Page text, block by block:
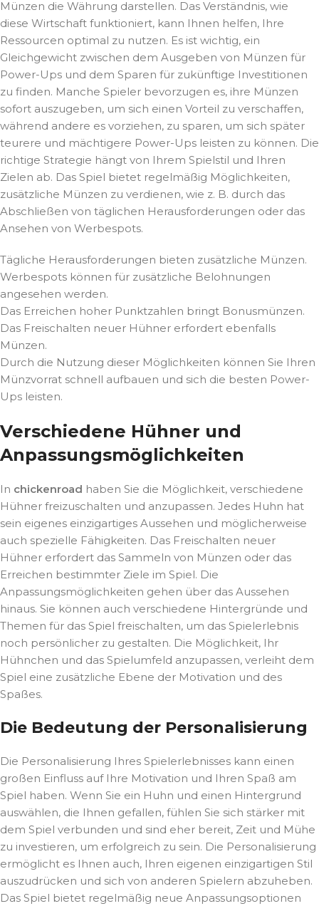
Münzen die Währung darstellen. Das Verständnis, wie
diese Wirtschaft funktioniert, kann Ihnen helfen, Ihre
Ressourcen optimal zu nutzen. Es ist wichtig, ein
Gleichgewicht zwischen dem Ausgeben von Münzen für
Power-Ups und dem Sparen für zukünftige Investitionen
zu finden. Manche Spieler bevorzugen es, ihre Münzen
sofort auszugeben, um sich einen Vorteil zu verschaffen,
während andere es vorziehen, zu sparen, um sich später
teurere und mächtigere Power-Ups leisten zu können. Die
richtige Strategie hängt von Ihrem Spielstil und Ihren
Zielen ab. Das Spiel bietet regelmäßig Möglichkeiten,
zusätzliche Münzen zu verdienen, wie z. B. durch das
Abschließen von täglichen Herausforderungen oder das
Ansehen von Werbespots.
Tägliche Herausforderungen bieten zusätzliche Münzen.
Werbespots können für zusätzliche Belohnungen
angesehen werden.
Das Erreichen hoher Punktzahlen bringt Bonusmünzen.
Das Freischalten neuer Hühner erfordert ebenfalls
Münzen.
Durch die Nutzung dieser Möglichkeiten können Sie Ihren
Münzvorrat schnell aufbauen und sich die besten Power-
Ups leisten.
Verschiedene Hühner und
Anpassungsmöglichkeiten
In chickenroad haben Sie die Möglichkeit, verschiedene
Hühner freizuschalten und anzupassen. Jedes Huhn hat
sein eigenes einzigartiges Aussehen und möglicherweise
auch spezielle Fähigkeiten. Das Freischalten neuer
Hühner erfordert das Sammeln von Münzen oder das
Erreichen bestimmter Ziele im Spiel. Die
Anpassungsmöglichkeiten gehen über das Aussehen
hinaus. Sie können auch verschiedene Hintergründe und
Themen für das Spiel freischalten, um das Spielerlebnis
noch persönlicher zu gestalten. Die Möglichkeit, Ihr
Hühnchen und das Spielumfeld anzupassen, verleiht dem
Spiel eine zusätzliche Ebene der Motivation und des
Spaßes.
Die Bedeutung der Personalisierung
Die Personalisierung Ihres Spielerlebnisses kann einen
großen Einfluss auf Ihre Motivation und Ihren Spaß am
Spiel haben. Wenn Sie ein Huhn und einen Hintergrund
auswählen, die Ihnen gefallen, fühlen Sie sich stärker mit
dem Spiel verbunden und sind eher bereit, Zeit und Mühe
zu investieren, um erfolgreich zu sein. Die Personalisierung
ermöglicht es Ihnen auch, Ihren eigenen einzigartigen Stil
auszudrücken und sich von anderen Spielern abzuheben.
Das Spiel bietet regelmäßig neue Anpassungsoptionen